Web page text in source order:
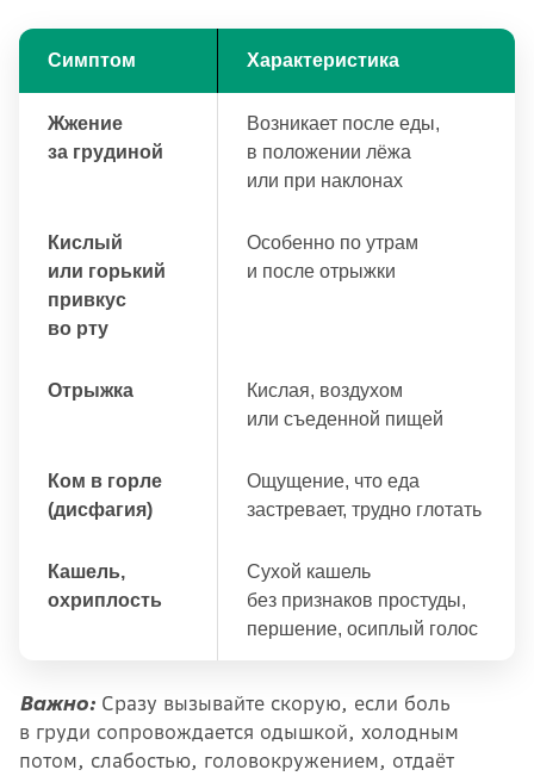
Симптом Характеристика
Жжение
за грудиной
Возникает после еды,
в положении лёжа
или при наклонах
Кислый
или горький
привкус
во рту
Особенно по утрам
и после отрыжки
Отрыжка
Кислая, воздухом
или съеденной пищей
Ком в горле
(дисфагия)
Ощущение, что еда
застревает, трудно глотать
Кашель,
охриплость
Сухой кашель
без признаков простуды,
першение, осиплый голос
Важно: Сразу вызывайте скорую, если боль
в груди сопровождается одышкой, холодным
потом, слабостью, головокружением, отдаёт